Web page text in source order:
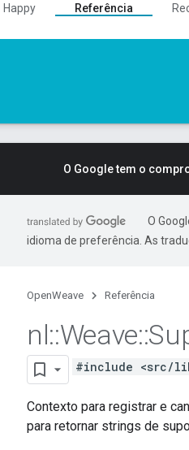
Happy Referência
O Google tem o
O
idioma de preferência. As
OpenWeave Referência
nl::Weave::
#include <src/
Contexto para registrar e
para retornar strings de